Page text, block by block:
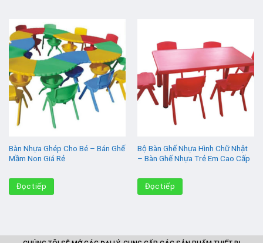
Bàn Nhựa Ghép Cho Bé – Bán Ghế
Mầm Non Giá Rẻ
Đọc tiếp
Bộ Bàn Ghế Nhựa Hình Chữ Nhật
– Bàn Ghế Nhựa Trẻ Em Cao Cấp
Đọc tiếp